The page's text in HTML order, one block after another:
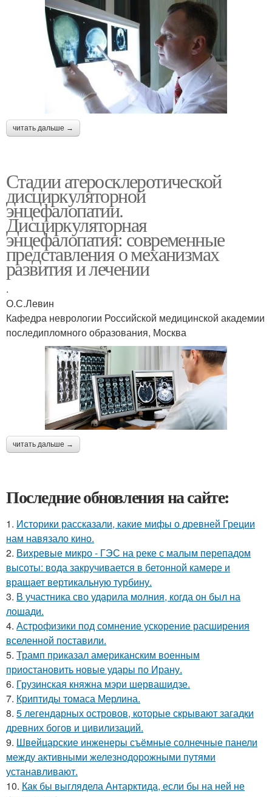
читать дальше →
Стадии атеросклеротической
дисциркуляторной
энцефалопатии.
Дисциркуляторная
энцефалопатия: современные
представления о механизмах
развития и лечении
.
О.С.Левин
Кафедра неврологии Российской медицинской академии
последипломного образования, Москва
читать дальше →
Последние обновления на сайте:
1. Историки рассказали, какие мифы о древней Греции
нам навязало кино.
2. Вихревые микро - ГЭС на реке с малым перепадом
высоты: вода закручивается в бетонной камере и
вращает вертикальную турбину.
3. В участника сво ударила молния, когда он был на
лошади.
4. Астрофизики под сомнение ускорение расширения
вселенной поставили.
5. Трамп приказал американским военным
приостановить новые удары по Ирану.
6. Грузинская княжна мэри шервашидзе.
7. Криптиды томаса Мерлина.
8. 5 легендарных островов, которые скрывают загадки
древних богов и цивилизаций.
9. Швейцарские инженеры съёмные солнечные панели
между активными железнодорожными путями
устанавливают.
10. Как бы выглядела Антарктида, если бы на ней не